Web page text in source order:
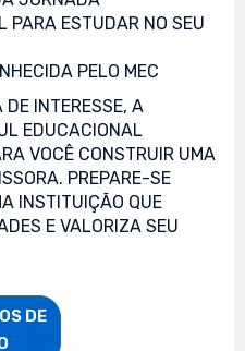
PARA ESTUDAR NO SEU
PELO MEC
INTERESSE, A
EDUCACIONAL
VOCÊ CONSTRUIR UMA
PREPARE-SE
INSTITUIÇÃO QUE
E VALORIZA SEU
DE